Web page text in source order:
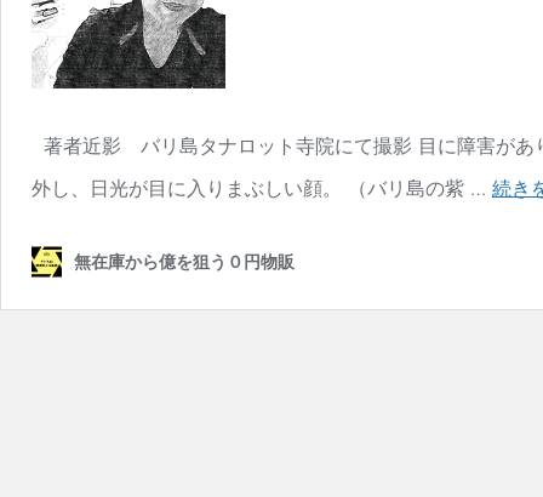
著者近影 バリ島タナロット寺院にて撮影 目に障害があ
外し、日光が目に入りまぶしい顔。 （バリ島の紫 … 続き
無在庫から億を狙う０円物販